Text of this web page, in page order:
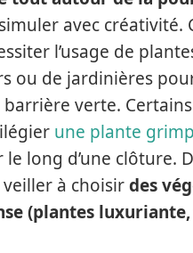
avec créativité.
l’usage de
ou de jardinières
barrière verte. Certains
une plante
long d’une clôture.
à choisirdes
(plantes